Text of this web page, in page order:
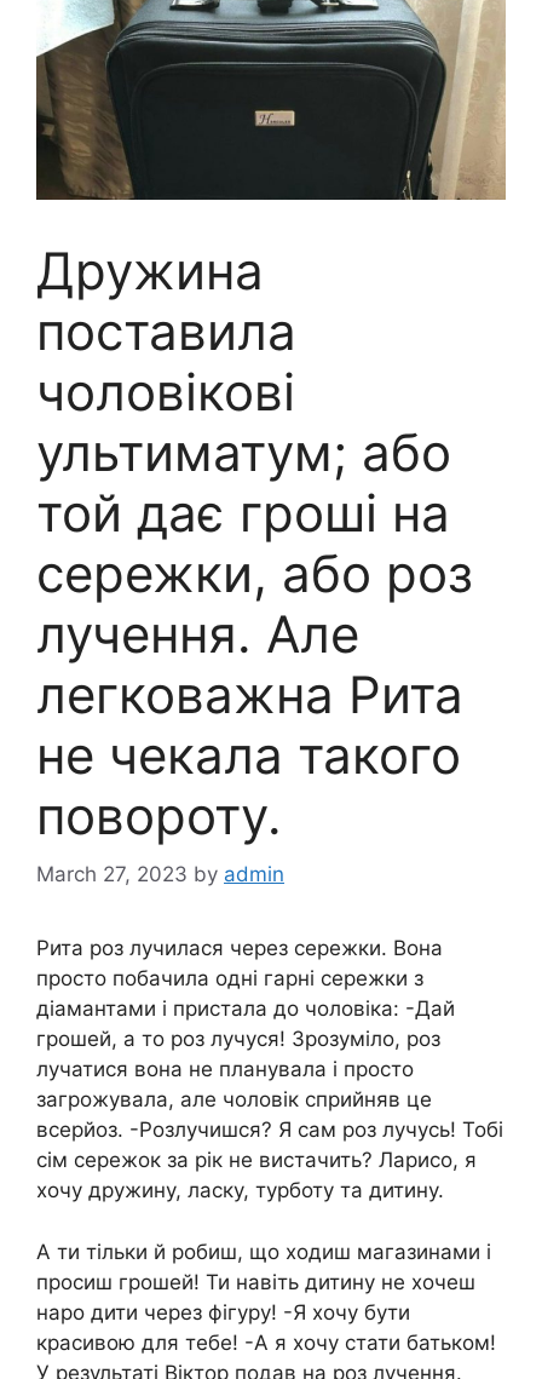
Дружина
поставила
чоловікові
ультиматум; або
той дає гроші на
сережки, або роз
лучення. Але
легковажна Рита
не чекала такого
повороту.
March 27, 2023 by admin
Рита роз лучилася через сережки. Вона
просто побачила одні гарні сережки з
діамантами і пристала до чоловіка: -Дай
грошей, а то роз лучуся! Зрозуміло, роз
лучатися вона не планувала і просто
загрожувала, але чоловік сприйняв це
всерйоз. -Розлучишся? Я сам роз лучусь! Тобі
сім сережок за рік не вистачить? Ларисо, я
хочу дружину, ласку, турботу та дитину.
А ти тільки й робиш, що ходиш магазинами і
просиш грошей! Ти навіть дитину не хочеш
наро дити через фігуру! -Я хочу бути
красивою для тебе! -А я хочу стати батьком!
У результаті Віктор подав на роз лучення.